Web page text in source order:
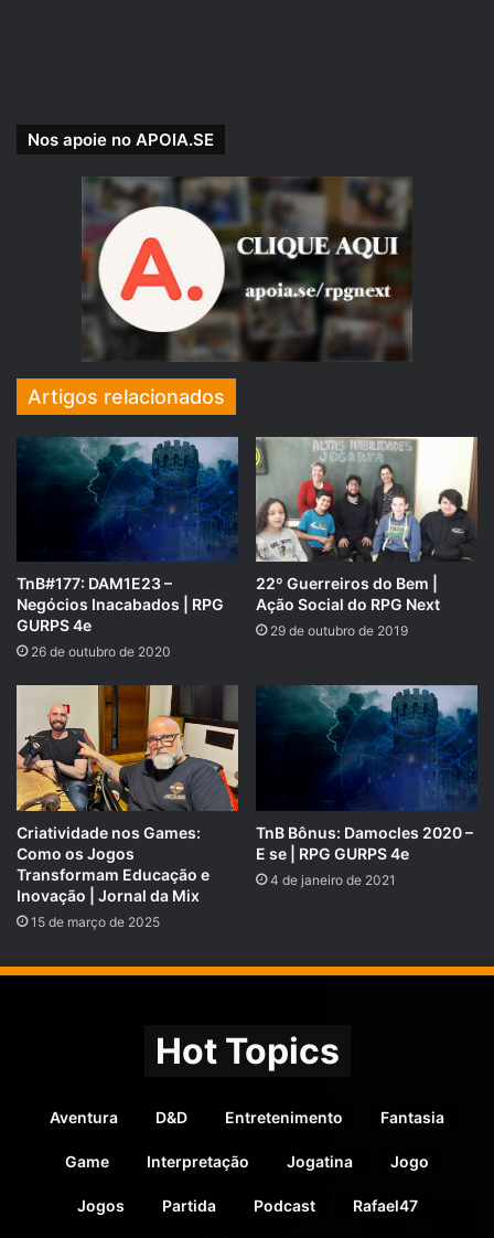
Com masterização e edição de:
Rafael 47.
Uma produção RPG Next.
NOVIDADE!!!
Para tornar a sua experiência ainda mais fácil e prática,
agora disponibilizamos nossos conteúdos exclusivos
doApoia.setambém no Spotify! Assim, você pode acessar
tudo em um só lugar, sem precisar alternar entre
plataformas.
Quer saber como ativar essa opção e ouvir nossos
episódios exclusivos diretamente no Spotify? Acesse este
artigo com o passo a passo:
https://suporte.apoia.se/hc/pt-
br/articles/30944727495579-Ou%C3%A7a-%C3%A1udios-
exclusivos-da-APOIA-se-no-Spotify
Obrigado por apoiar nosso trabalho! Seu suporte faz toda a
Nos apoie no APOIA.SE
Artigos relacionados
TnB#177: DAM1E23 –
Negócios Inacabados | RPG
GURPS 4e
26 de outubro de 2020
22º Guerreiros do Bem |
Ação Social do RPG Next
29 de outubro de 2019
Criatividade nos Games:
Como os Jogos
Transformam Educação e
Inovação | Jornal da Mix
15 de março de 2025
TnB Bônus: Damocles 2020 –
E se | RPG GURPS 4e
4 de janeiro de 2021
Hot Topics
Aventura D&D Entretenimento Fantasia
Game Interpretação Jogatina Jogo
Jogos Partida Podcast Rafael47